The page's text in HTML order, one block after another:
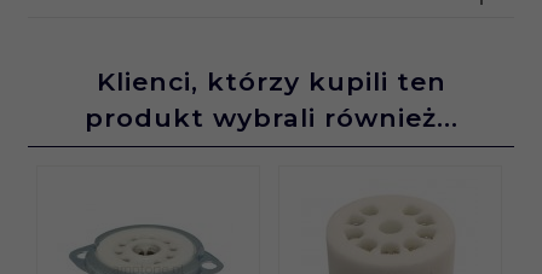
Klienci, którzy kupili ten
produkt wybrali również...